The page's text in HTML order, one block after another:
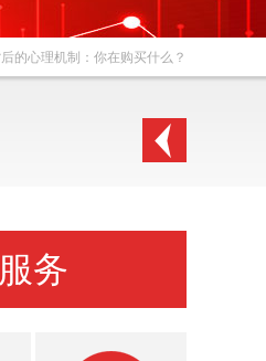
的心理机制：你在购买什么？
务